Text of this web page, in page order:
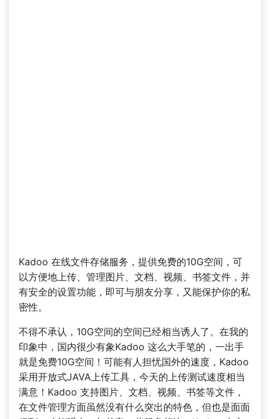
Kadoo 在线文件存储服务，提供免费的10G空间，可
以方便地上传、管理图片、文档、视频、书签文件，并
有安全的设置功能，即可与朋友分享，又能保护你的私
密性。
不得不承认，10G空间的空间已经相当诱人了。在我的
印象中，国内很少有象Kadoo 这么大手笔的，一出手
就是免费10G空间！可能有人担忧国外的速度，Kadoo
采用开放式JAVA上传工具，今天的上传测试速度相当
满意！Kadoo 支持图片、文档、视频、书签等文件，
在文件管理方面虽然没有什么突出的特色，但也是面面